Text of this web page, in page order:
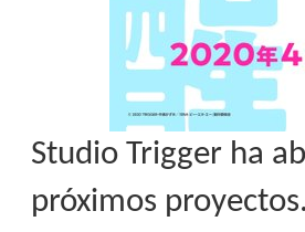
Studio Trigger ha
próximos